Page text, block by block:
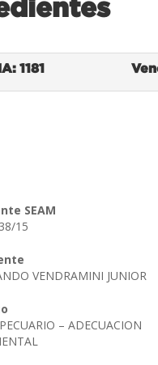
1181
SEAM
15
VENDRAMINI JUNIOR
– ADECUACION